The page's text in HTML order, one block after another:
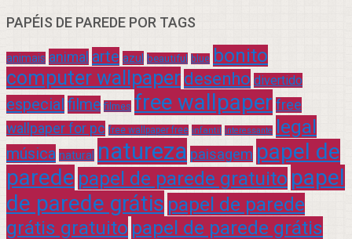
PAPÉIS DE PAREDE POR TAGS
animais animal arte azul beautiful blue bonito
computer wallpaper desenho divertido
especial filme filmes free wallpaper free
wallpaper for pc free wallpaper free infantil interessante legal
música natural natureza paisagem papel de
parede papel de parede gratuito papel
de parede grátis papel de parede
grátis gratuito papel de parede grátis